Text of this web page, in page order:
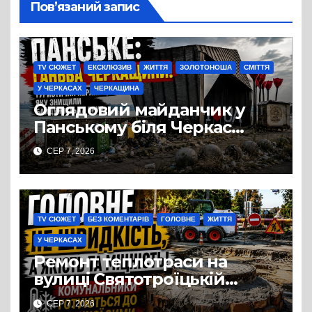
Пов’язаний запис
TV СЮЖЕТ ЕКСКЛЮЗИВ ЖИТТЯ ЗОЛОТОНОША СМІТТЯ
У ЧЕРКАСАХ ЧЕРКАЩИНА
Оглядовий майданчик у
Панському біля Черкас
перетворився на занедбане
сміттєзвалище
СЕР 7, 2026
TV СЮЖЕТ БЕЗ КОМЕНТАРІВ ГОЛОВНЕ ЖИТТЯ
У ЧЕРКАСАХ
Ремонт теплотраси на
вулиці Святотроїцькій
затягнувся порівняно із
СЕР 7, 2026